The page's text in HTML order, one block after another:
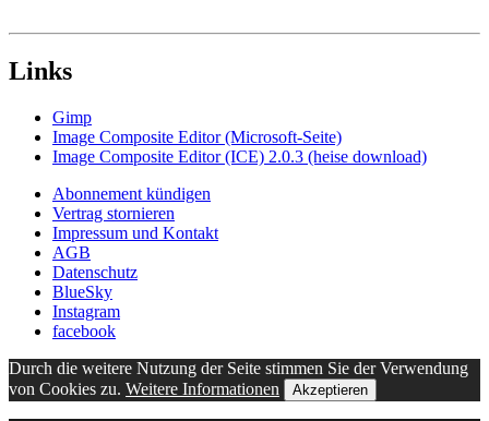
Links
Gimp
Image Composite Editor (Microsoft-Seite)
Image Composite Editor (ICE) 2.0.3 (heise download)
Abonnement kündigen
Vertrag stornieren
Impressum und Kontakt
AGB
Datenschutz
BlueSky
Instagram
facebook
Durch die weitere Nutzung der Seite stimmen Sie der Verwendung
von Cookies zu. Weitere Informationen Akzeptieren